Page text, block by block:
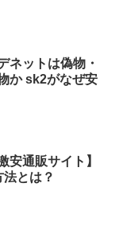
ネットは偽物・
か sk2がなぜ安
安通販サイト】
とは？